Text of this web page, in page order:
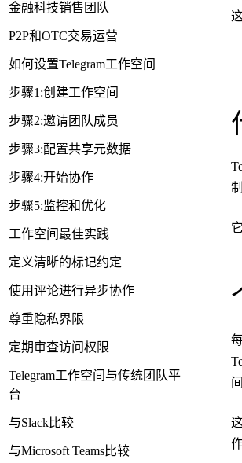
金融科技销售团队
P2P和OTC交易运营
如何设置Telegram工作空间
步骤1:创建工作空间
步骤2:邀请团队成员
步骤3:配置共享元数据
步骤4:开始协作
步骤5:监控和优化
工作空间最佳实践
定义清晰的标记约定
使用评论进行异步协作
尊重隐私界限
定期审查访问权限
Telegram工作空间与传统团队平
台
与Slack比较
与Microsoft Teams比较